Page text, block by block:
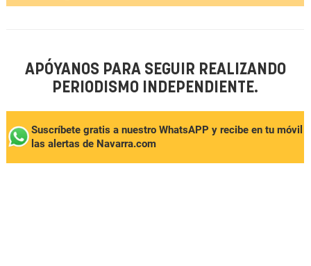
APÓYANOS PARA SEGUIR REALIZANDO
PERIODISMO INDEPENDIENTE.
Suscríbete gratis a nuestro WhatsAPP y recibe en tu móvil
las alertas de Navarra.com